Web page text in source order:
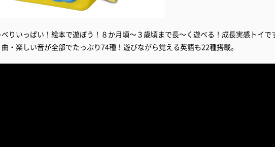
りいっぱい！絵本で遊ぼう！８か月頃～３歳頃まで長～く遊べる！成長実感トイで
・楽しい音が全部でたっぷり74種！遊びながら覚える英語も22種搭載。